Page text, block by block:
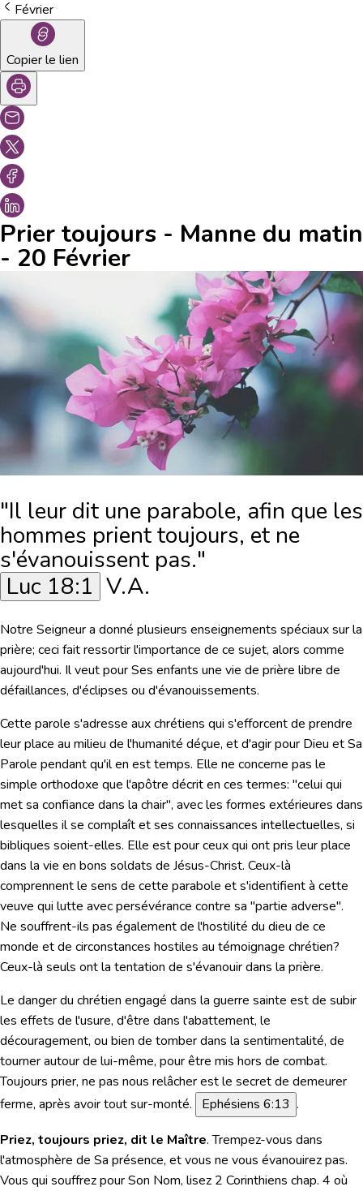
Février
Copier le lien
Prier toujours - Manne du matin
- 20 Février
"Il leur dit une parabole, afin que les
hommes prient toujours, et ne
s'évanouissent pas."
Luc 18:1 V.A.
Notre Seigneur a donné plusieurs enseignements spéciaux sur la
prière; ceci fait ressortir l'importance de ce sujet, alors comme
aujourd'hui. Il veut pour Ses enfants une vie de prière libre de
défaillances, d'éclipses ou d'évanouissements.
Cette parole s'adresse aux chrétiens qui s'efforcent de prendre
leur place au milieu de l'humanité déçue, et d'agir pour Dieu et Sa
Parole pendant qu'il en est temps. Elle ne concerne pas le
simple orthodoxe que l'apôtre décrit en ces termes: "celui qui
met sa confiance dans la chair", avec les formes extérieures dans
lesquelles il se complaît et ses connaissances intellectuelles, si
bibliques soient-elles. Elle est pour ceux qui ont pris leur place
dans la vie en bons soldats de Jésus-Christ. Ceux-là
comprennent le sens de cette parabole et s'identifient à cette
veuve qui lutte avec persévérance contre sa "partie adverse".
Ne souffrent-ils pas également de l'hostilité du dieu de ce
monde et de circonstances hostiles au témoignage chrétien?
Ceux-là seuls ont la tentation de s'évanouir dans la prière.
Le danger du chrétien engagé dans la guerre sainte est de subir
les effets de l'usure, d'être dans l'abattement, le
découragement, ou bien de tomber dans la sentimentalité, de
tourner autour de lui-même, pour être mis hors de combat.
Toujours prier, ne pas nous relâcher est le secret de demeurer
ferme, après avoir tout sur-monté.
Ephésiens 6:13 .
Priez, toujours priez, dit le Maître. Trempez-vous dans
l'atmosphère de Sa présence, et vous ne vous évanouirez pas.
Vous qui souffrez pour Son Nom, lisez 2 Corinthiens chap. 4 où